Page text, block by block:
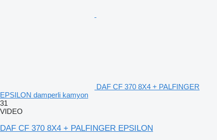
DAF CF 370 8X4 + PALFINGER
EPSILON damperli kamyon
31
VIDEO
DAF CF 370 8X4 + PALFINGER EPSILON